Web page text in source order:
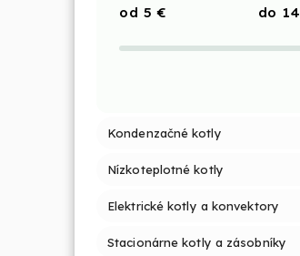
5 € 14
Kondenzačné kotly
Nízkoteplotné kotly
Elektrické kotly a konvektory
Stacionárne kotly a zásobníky